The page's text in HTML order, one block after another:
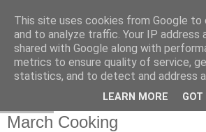
March Cooking
This site uses cookies from Google to
and to analyze traffic. Your IP address
shared with Google along with
metrics to ensure quality of service,
statistics, and to detect and address
LEARN MORE GOT